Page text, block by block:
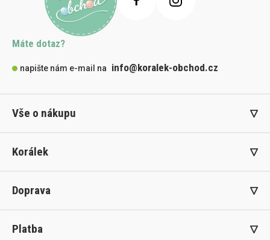
Máte dotaz?
napište nám e-mail na info@koralek-obchod.cz
Vše o nákupu
Korálek
Doprava
Platba